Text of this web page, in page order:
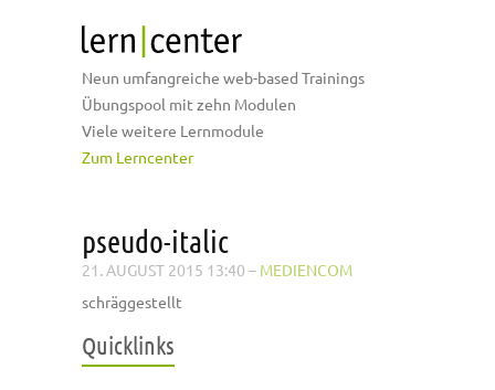
Neun umfangreiche web-based Trainings
Übungspool mit zehn Modulen
Viele weitere Lernmodule
Zum Lerncenter
pseudo-italic
21. AUGUST 2015 13:40 – MEDIENCOM
schräggestellt
Quicklinks